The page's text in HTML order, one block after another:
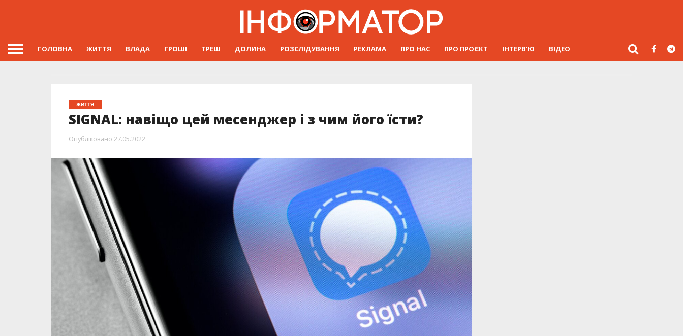
ГОЛОВНА ЖИТТЯ ВЛАДА ГРОШІ ТРЕШ ДОЛИНА РОЗСЛІДУВАННЯ РЕКЛАМА ПРО НАС ПРО ПРОЄКТ ІНТЕРВ’Ю ВІДЕО
ЖИТТЯ
SIGNAL: навіщо цей месенджер і з чим його їсти?
Опубліковано 27.05.2022